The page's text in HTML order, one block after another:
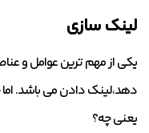
لینک سازی
یکی از مهم ترین عوامل و
دهد،لینک دادن می باشد.
یعنی چه؟